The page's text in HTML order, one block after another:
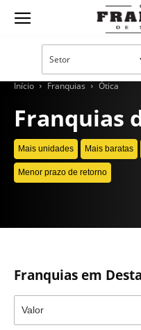
Guia
Franquias
Início Franquias Ótica
Franquias
Mais unidades Mais baratas
Menor prazo de retorno
Franquias em